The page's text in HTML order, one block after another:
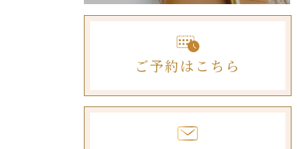
ご予約はこちら